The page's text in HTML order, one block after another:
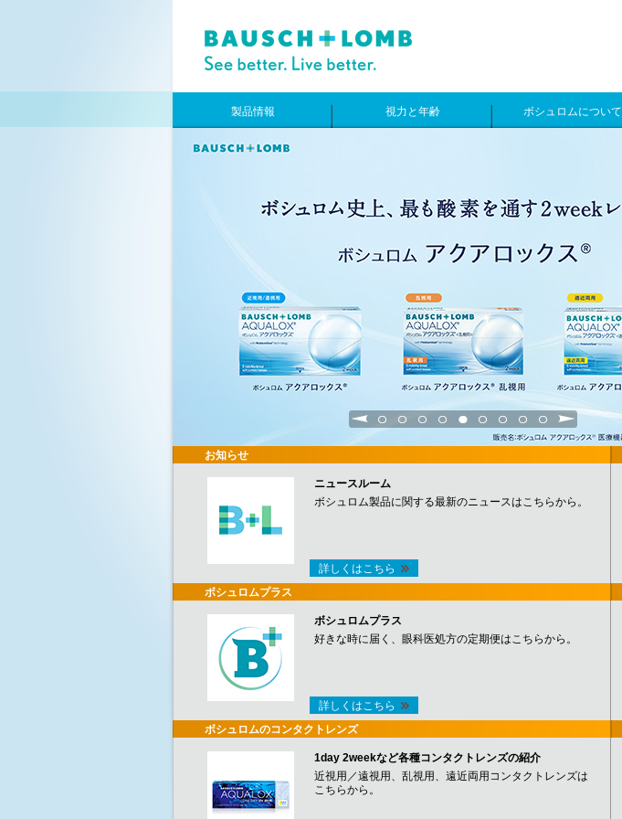
製品情報 視力と年齢 ボシュロムについて
1 2 3 4 5 6 7 8 9
お知らせ
ニュースルーム
ボシュロム製品に関する最新のニュースはこちらから。
詳しくはこちら
ボシュロムプラス
ボシュロムプラス
好きな時に届く、眼科医処方の定期便はこちらから。
詳しくはこちら
ボシュロムのコンタクトレンズ
1day 2weekなど各種コンタクトレンズの紹介
近視用／遠視用、乱視用、遠近両用コンタクトレンズは
こちらから。